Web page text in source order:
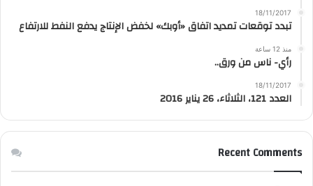
18/11/2017
تبدد توقعات تمديد اتفاق «أوبك» لخفض الإنتاج يدفع النفط للارتفاع
منذ 12 ساعة
رأي- ناس من ورق..
18/11/2017
العدد 121، الثلاثاء، 26 يناير 2016
Recent Comments